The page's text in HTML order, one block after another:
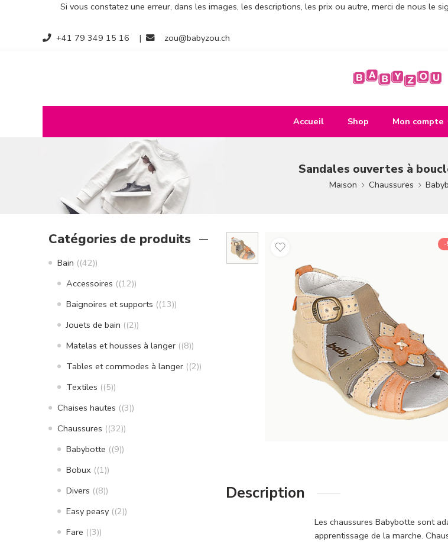
Si vous constatez une erreur, dans les images, les descriptions, les prix ou autre, merci de nous le
+41 79 349 15 16 | zou@babyzou.ch
Accueil Shop Mon compte
Sandales ouvertes à
Maison Chaussures
Description
Les chaussures Babybotte sont
apprentissage de la marche.
Catégories de produits
Bain (42)
Accessoires (12)
Baignoires et supports (13)
Jouets de bain (2)
Matelas et housses à langer (8)
Tables et commodes à langer (2)
Textiles (5)
Chaises hautes (3)
Chaussures (32)
Babybotte (9)
Bobux (1)
Divers (8)
Easy peasy (2)
Fare (3)